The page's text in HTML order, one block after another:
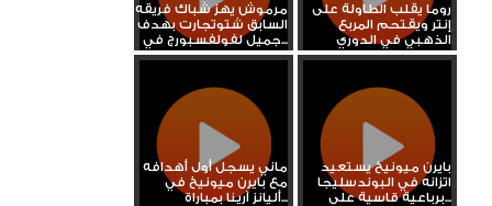
روما يقلب الطاولة على
إنتر ويقتحم المربع
الذهبي في الدوري
الإيطالي
مرموش يهز شباك فريقه
السابق شتوتجارت بهدف
جميل لفولفسبورج في...
بايرن ميونيخ يستعيد
اتزانه في البوندسليجا
برباعية قاسية على...
ماني يسجل أول أهدافه
مع بايرن ميونيخ في
أليانز آرينا بمباراة...